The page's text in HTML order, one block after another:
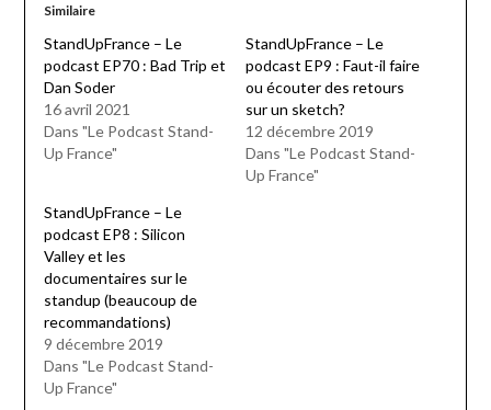
Similaire
StandUpFrance – Le
podcast EP70 : Bad Trip et
Dan Soder
16 avril 2021
Dans "Le Podcast Stand-
Up France"
StandUpFrance – Le
podcast EP9 : Faut-il faire
ou écouter des retours
sur un sketch?
12 décembre 2019
Dans "Le Podcast Stand-
Up France"
StandUpFrance – Le
podcast EP8 : Silicon
Valley et les
documentaires sur le
standup (beaucoup de
recommandations)
9 décembre 2019
Dans "Le Podcast Stand-
Up France"